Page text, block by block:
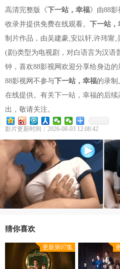
高清完整版《下一站，幸福》由88影
收录并提供免费在线观看。 下一站，
制片作品，由吴建豪,安以轩,许玮甯
(剧)类型为电视剧，对白语言为汉语
钟，喜欢88影视网欢迎分享给身边的
88影视网不参与下一站，幸福的录制
在线提供。有关下一站，幸福的后
出，敬请关注。
影片更新时间：2026-08-03 12:08:42
猜你喜欢
更新第07集